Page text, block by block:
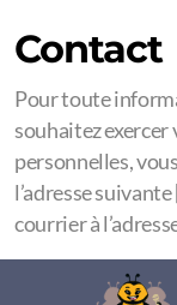
Contact
Pour toute
souhaitez
personnelles,
l’adresse
courrier à